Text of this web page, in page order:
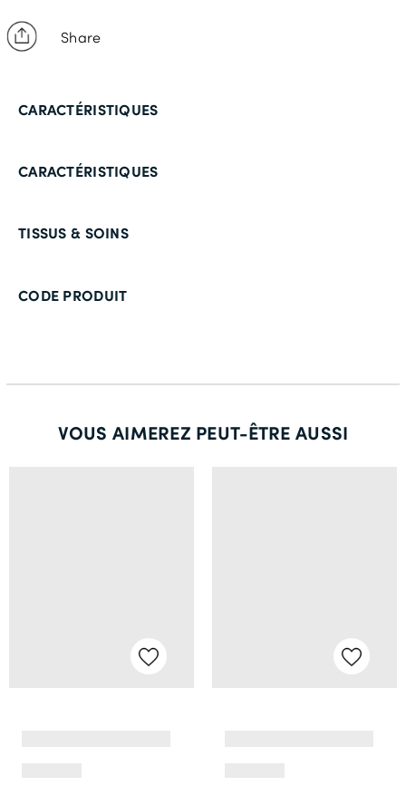
Share
CARACTÉRISTIQUES
CARACTÉRISTIQUES
TISSUS & SOINS
CODE PRODUIT
VOUS AIMEREZ PEUT-ÊTRE AUSSI